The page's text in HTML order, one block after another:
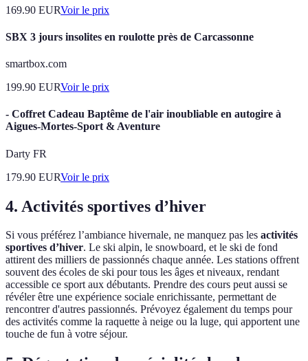
169.90 EURVoir le prix
SBX 3 jours insolites en roulotte près de Carcassonne
smartbox.com
199.90 EURVoir le prix
- Coffret Cadeau Baptême de l'air inoubliable en autogire à
Aigues-Mortes-Sport & Aventure
Darty FR
179.90 EURVoir le prix
4. Activités sportives d’hiver
Si vous préférez l’ambiance hivernale, ne manquez pas les activités
sportives d’hiver. Le ski alpin, le snowboard, et le ski de fond
attirent des milliers de passionnés chaque année. Les stations offrent
souvent des écoles de ski pour tous les âges et niveaux, rendant
accessible ce sport aux débutants. Prendre des cours peut aussi se
révéler être une expérience sociale enrichissante, permettant de
rencontrer d'autres passionnés. Prévoyez également du temps pour
des activités comme la raquette à neige ou la luge, qui apportent une
touche de fun à votre séjour.